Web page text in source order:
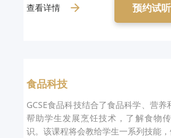
查看详情 预约试听
食品科技
GCSE食品科技结合了食品科学、营养
帮助学生发展烹饪技术，了解食物
识。该课程将会教给学生一系列技能